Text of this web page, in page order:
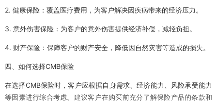
2. 健康保险：覆盖医疗费用，为客户解决因疾病带来的经济压力。
3. 意外伤害保险：为客户的意外伤害提供经济补偿，减轻负担。
4. 财产保险：保障客户的财产安全，降低因自然灾害等造成的损失。
四、如何选择CMB保险
在选择CMB保险时，客户应根据自身需求、经济能力、风险承受能力
等因素进行综合考虑。建议客户在购买前充分了解保险产品的条款和